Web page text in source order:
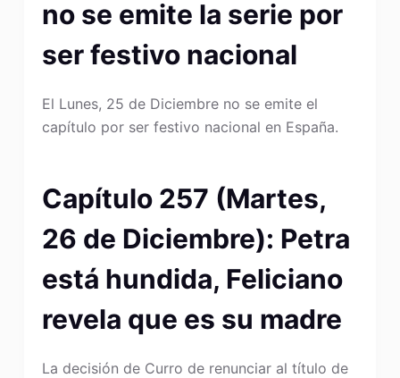
no se emite la serie por
ser festivo nacional
El Lunes, 25 de Diciembre no se emite el
capítulo por ser festivo nacional en España.
Capítulo 257 (Martes,
26 de Diciembre): Petra
está hundida, Feliciano
revela que es su madre
La decisión de Curro de renunciar al título de